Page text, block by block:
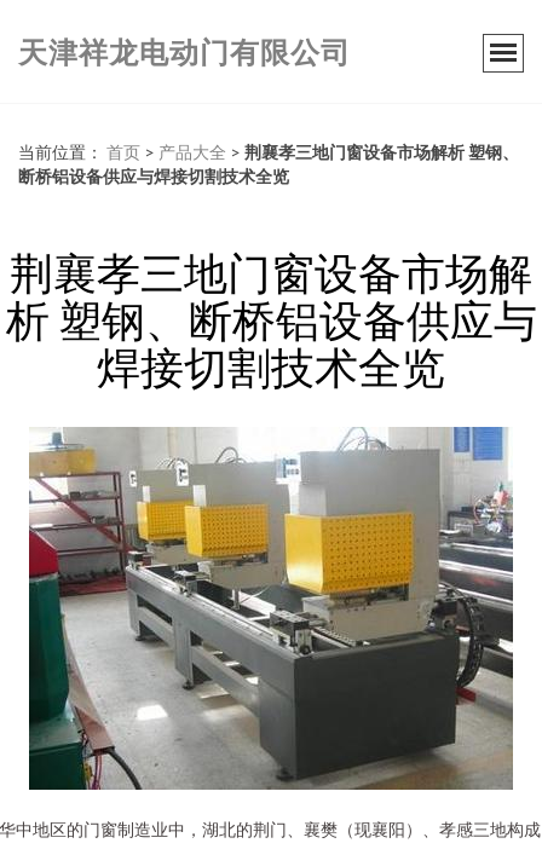
天津祥龙电动门有限公司
当前位置： 首页 > 产品大全 > 荆襄孝三地门窗设备市场解析 塑钢、
断桥铝设备供应与焊接切割技术全览
荆襄孝三地门窗设备市场解
析 塑钢、断桥铝设备供应与
焊接切割技术全览
中地区的门窗制造业中，湖北的荆门、襄樊（现襄阳）、孝感三地构